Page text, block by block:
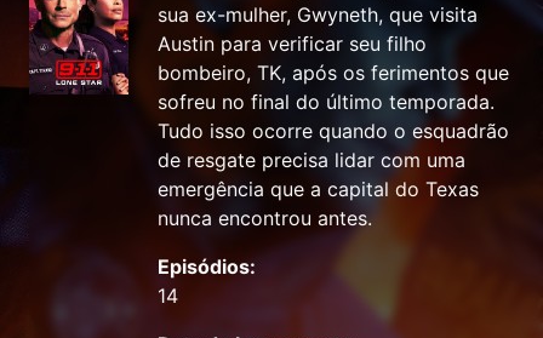
sua ex-mulher, Gwyneth, que visita
Austin para verificar seu filho
bombeiro, TK, após os ferimentos que
sofreu no final do último temporada.
Tudo isso ocorre quando o esquadrão
de resgate precisa lidar com uma
emergência que a capital do Texas
nunca encontrou antes.
Episódios:
14